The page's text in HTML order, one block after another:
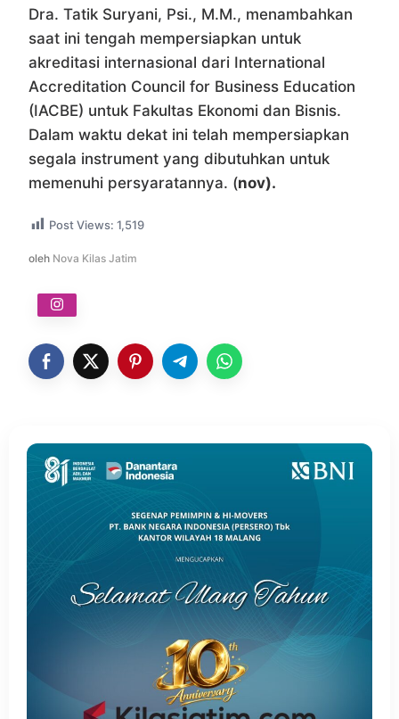
Dra. Tatik Suryani, Psi., M.M., menambahkan
saat ini tengah mempersiapkan untuk
akreditasi internasional dari International
Accreditation Council for Business Education
(IACBE) untuk Fakultas Ekonomi dan Bisnis.
Dalam waktu dekat ini telah mempersiapkan
segala instrument yang dibutuhkan untuk
memenuhi persyaratannya. (nov).
Post Views: 1,519
oleh Nova Kilas Jatim